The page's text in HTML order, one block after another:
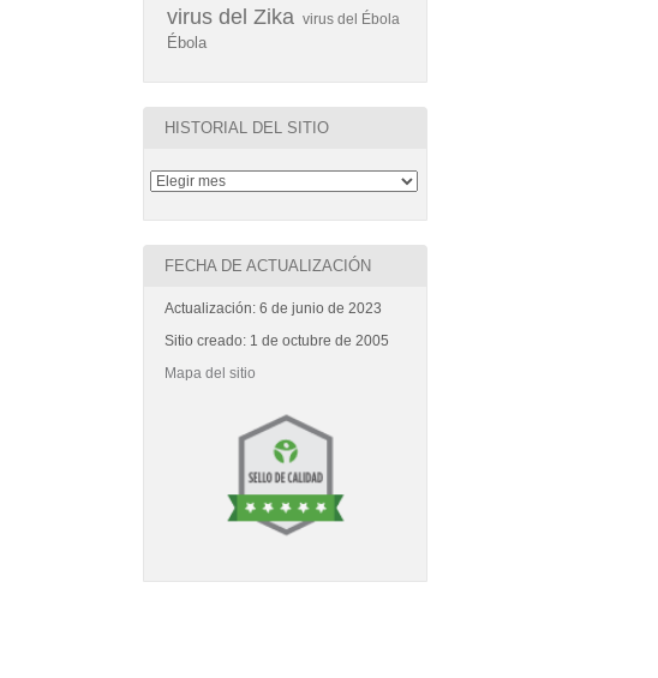
virus del Zika virus del Ébola
Ébola
HISTORIAL DEL SITIO
FECHA DE ACTUALIZACIÓN
Actualización: 6 de junio de 2023
Sitio creado: 1 de octubre de 2005
Mapa del sitio